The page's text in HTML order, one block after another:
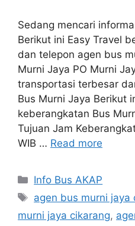
Sedang mencari
Berikut ini Easy Travel
dan telepon agen bus
Murni Jaya PO Murni
transportasi terbesar
Bus Murni Jaya Berikut
keberangkatan Bus
Tujuan Jam
WIB … Read more
Categories
Info Bus AKAP
Tags
agen bus murni jaya
murni jaya cikarang,